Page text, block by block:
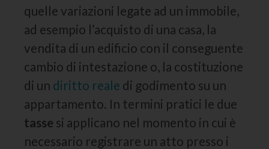
quelle variazioni legate ad un immobile,
ad esempio l’acquisto di una casa, la
vendita di un edificio con il conseguente
cambio di intestazione o, la costituzione
di un diritto reale di godimento su un
appartamento. In termini pratici le due
tasse si applicano nel momento in cui è
necessario registrare un atto presso i